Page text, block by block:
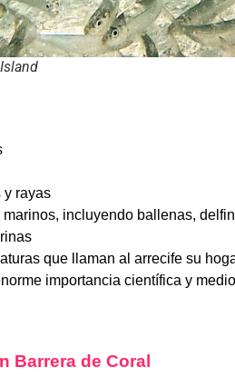
y rayas
incluyendo ballenas,
que llaman al arrecife su
importancia científica y
Barrera de Coral